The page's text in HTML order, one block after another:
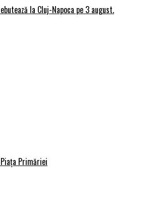
la Cluj-Napoca pe 3 august.
Primăriei